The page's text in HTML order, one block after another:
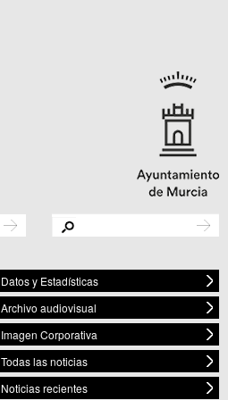
Datos y Estadísticas
Archivo audiovisual
Imagen Corporativa
Todas las noticias
Noticias recientes